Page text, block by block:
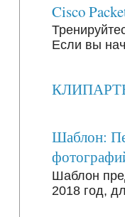
Cisco
Если вы
КЛИПАРТЫ:
Шаблон:
Шаблон
2018 год,